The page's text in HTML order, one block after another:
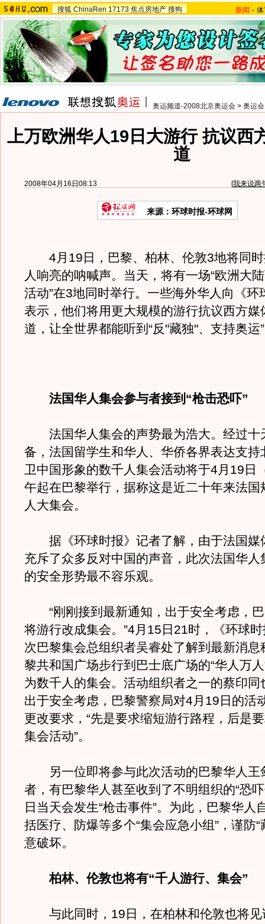
搜狐 ChinaRen 17173 焦点房地产 搜狗 新闻 -
奥运频道-2008北京奥运会 > 奥运
上万欧洲华人19日大游行 抗议西
道
2008年04月16日08:13 [我来说两
来源：环球时报-环球网
4月19日，巴黎、柏林、伦敦3地将同时
人响亮的呐喊声。当天，将有一场“欧洲大
活动”在3地同时举行。一些海外华人向《环
表示，他们将用更大规模的游行抗议西方媒
道，让全世界都能听到“反"藏独"、支持奥运
法国华人集会参与者接到“枪击恐吓”
法国华人集会的声势最为浩大。经过十
备，法国留学生和华人、华侨各界表达支持
卫中国形象的数千人集会活动将于4月19日
午起在巴黎举行，据称这是近二十年来法国
人大集会。
据《环球时报》记者了解，由于法国媒
充斥了众多反对中国的声音，此次法国华人
的安全形势最不容乐观。
“刚刚接到最新通知，出于安全考虑，巴
将游行改成集会。”4月15日21时，《环球
次巴黎集会总组织者吴睿处了解到最新消息
黎共和国广场步行到巴士底广场的“华人万
为数千人的集会。活动组织者之一的蔡印同
出于安全考虑，巴黎警察局对4月19日的活
更改要求，“先是要求缩短游行路程，后是
集会活动”。
另一位即将参与此次活动的巴黎华人王
者，有巴黎华人甚至收到了不明组织的“恐
日当天会发生“枪击事件”。为此，巴黎华人
括医疗、防爆等多个“集会应急小组”，谨防“
意破坏。
柏林、伦敦也将有“千人游行、集会”
与此同时，19日，在柏林和伦敦也将见